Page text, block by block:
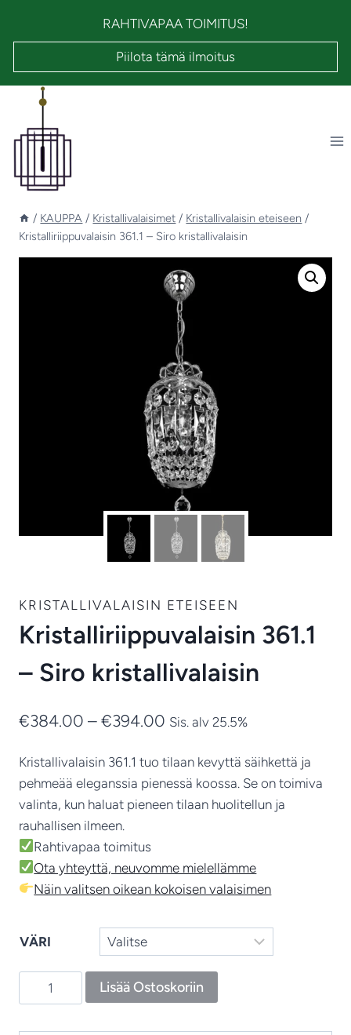
RAHTIVAPAA TOIMITUS!
Piilota tämä ilmoitus
/ KAUPPA / Kristallivalaisimet / Kristallivalaisin eteiseen /
Kristalliriippuvalaisin 361.1 – Siro kristallivalaisin
KRISTALLIVALAISIN ETEISEEN
Kristalliriippuvalaisin 361.1
– Siro kristallivalaisin
€384.00 – €394.00 Hintaluokka:
-
€394.00
Sis. alv 25.5%
Kristallivalaisin 361.1 tuo tilaan kevyttä säihkettä ja
pehmeää eleganssia pienessä koossa. Se on toimiva
valinta, kun haluat pieneen tilaan huolitellun ja
rauhallisen ilmeen.
Rahtivapaa toimitus
Ota yhteyttä, neuvomme mielellämme
Näin valitsen oikean kokoisen valaisimen
VÄRI
Kristalliriippuvalaisin
361.1
Lisää Ostoskoriin